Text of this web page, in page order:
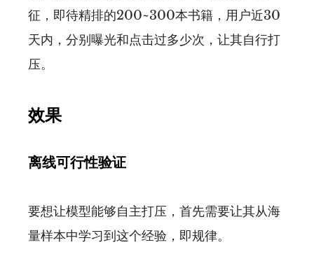
征，即待精排的200~300本书籍，用户近30
天内，分别曝光和点击过多少次，让其自行打
压。
效果
离线可行性验证
要想让模型能够自主打压，首先需要让其从海
量样本中学习到这个经验，即规律。